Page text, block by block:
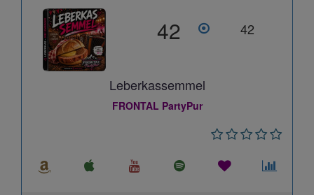
42 42
Leberkassemmel
FRONTAL PartyPur